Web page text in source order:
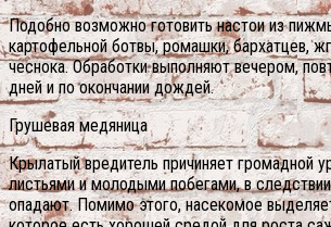
Подобно возможно готовить настои из
картофельной ботвы, ромашки, бархатцев,
чеснока. Обработки выполняют вечером,
дней и по окончании дождей.
Грушевая медяница
Крылатый вредитель причиняет громадной
листьями и молодыми побегами, в
опадают. Помимо этого, насекомое